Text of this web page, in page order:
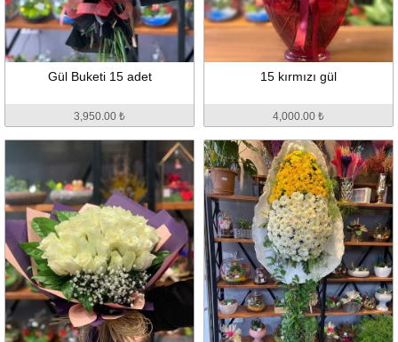
Gül Buketi 15 adet
3,950.00 ₺
15 kırmızı gül
4,000.00 ₺